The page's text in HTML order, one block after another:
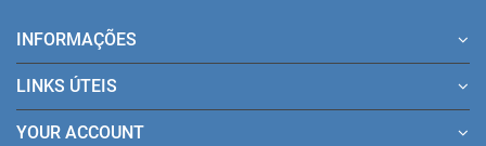
INFORMAÇÕES
LINKS ÚTEIS
YOUR ACCOUNT